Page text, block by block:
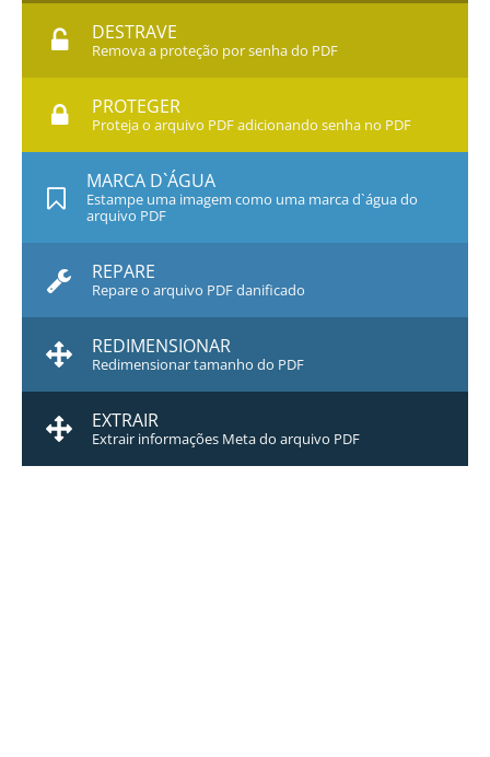
DESTRAVE
Remova a proteção por senha do PDF
PROTEGER
Proteja o arquivo PDF adicionando senha no PDF
MARCA D`ÁGUA
Estampe uma imagem como uma marca d`água do
arquivo PDF
REPARE
Repare o arquivo PDF danificado
REDIMENSIONAR
Redimensionar tamanho do PDF
EXTRAIR
Extrair informações Meta do arquivo PDF